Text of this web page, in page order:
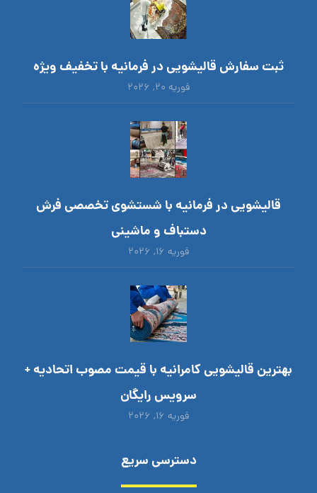
ثبت سفارش قالیشویی در فرمانیه با تخفیف ویژه
فوریه ۲۰, ۲۰۲۶
قالیشویی در فرمانیه با شستشوی تخصصی فرش
دستباف و ماشینی
فوریه ۱۶, ۲۰۲۶
بهترین قالیشویی کامرانیه با قیمت مصوب اتحادیه +
سرویس رایگان
فوریه ۱۶, ۲۰۲۶
دسترسی سریع